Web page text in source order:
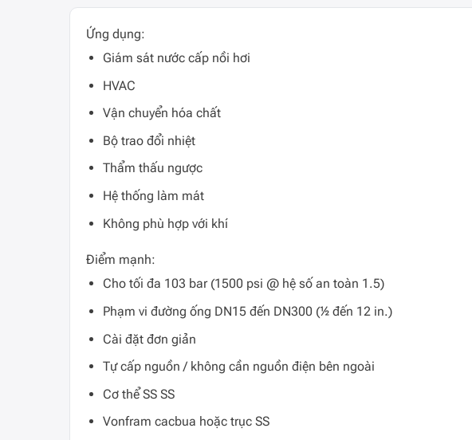
Ứng dụng:
Giám sát nước cấp nồi hơi
HVAC
Vận chuyển hóa chất
Bộ trao đổi nhiệt
Thẩm thấu ngược
Hệ thống làm mát
Không phù hợp với khí
Điểm mạnh:
Cho tối đa 103 bar (1500 psi @ hệ số an toàn 1.5)
Phạm vi đường ống DN15 đến DN300 (½ đến 12 in.)
Cài đặt đơn giản
Tự cấp nguồn / không cần nguồn điện bên ngoài
Cơ thể SS SS
Vonfram cacbua hoặc trục SS